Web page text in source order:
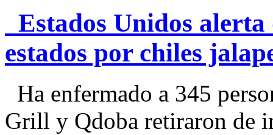
Estados Unidos alerta
estados por chiles
Ha enfermado a 345
Grill y Qdoba retiraron de